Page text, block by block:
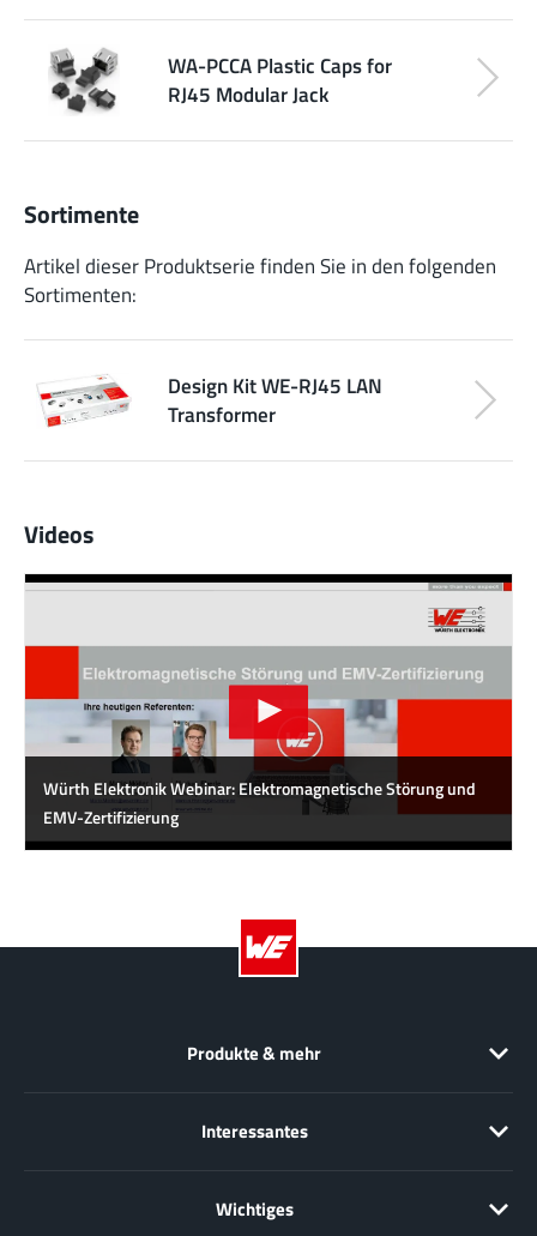
WA-PCCA Plastic Caps for
RJ45 Modular Jack
Sortimente
Artikel dieser Produktserie finden Sie in den folgenden
Sortimenten:
Design Kit WE-RJ45 LAN
Transformer
Videos
Würth Elektronik Webinar: Elektromagnetische Störung und
EMV-Zertifizierung
Produkte & mehr
Interessantes
Wichtiges